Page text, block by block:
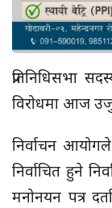
प्रतिनिधिसभा
विरोधमा आज
निर्वाचन
निर्वाचित हुने
मनोनयन पत्र